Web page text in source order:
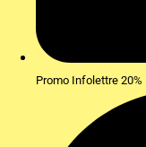
Promo Infolettre 20%